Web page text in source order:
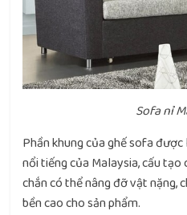
Sofa nỉ
Phần khung của ghế sofa
nổi tiếng của Malaysia, cấu tạo
chắn có thể nâng đỡ vật
bền cao cho sản phẩm.